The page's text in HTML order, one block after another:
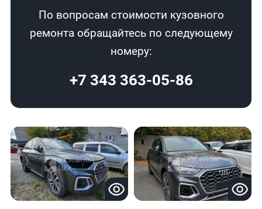
По вопросам стоимости кузовного
ремонта обращайтесь по следующему
номеру:
+7 343 363-05-86